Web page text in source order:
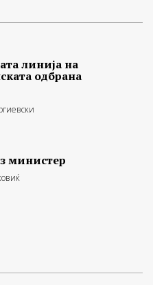
линија на
одбрана
министер